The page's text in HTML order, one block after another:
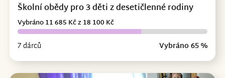
Školní obědy pro 3 děti z desetičlenné rodiny
7 dárců Vybráno 65 %
Vybráno 11 685 Kč z 18 100 Kč